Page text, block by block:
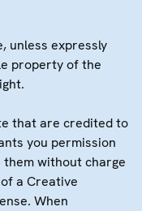
unless expressly
property of the
that are credited to
you permission
without charge
a Creative
When